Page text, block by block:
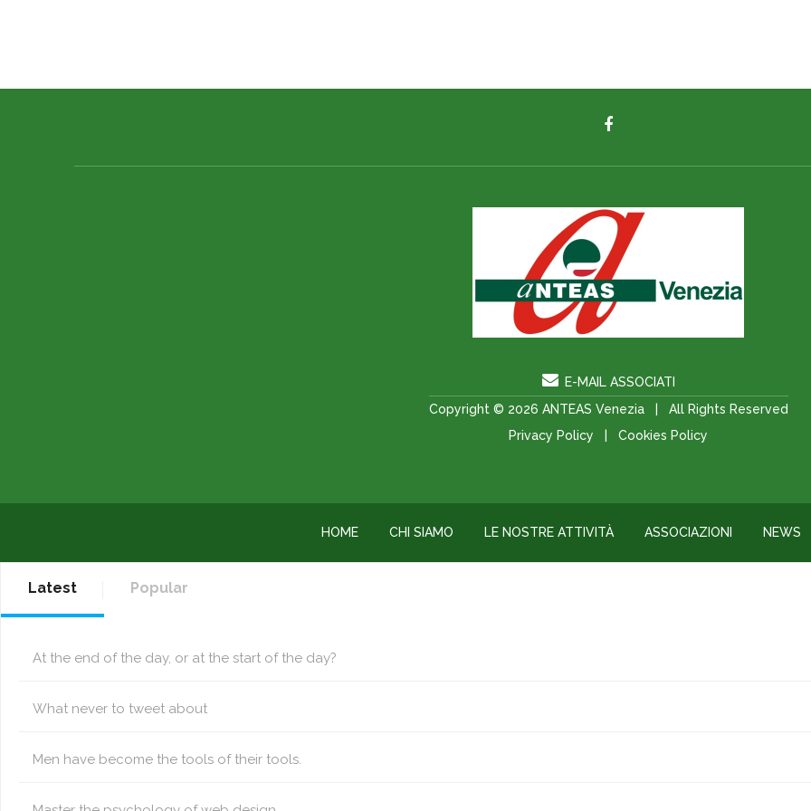
E-MAIL ASSOCIATI
Copyright © 2026 ANTEAS Venezia| All Rights Reserved
Privacy Policy
Cookies Policy
HOME CHI SIAMO LE NOSTRE ATTIVITÀ ASSOCIAZIONI NEWS
Latest Popular
At the end of the day, or at the start of the day?
What never to tweet about
Men have become the tools of their tools.